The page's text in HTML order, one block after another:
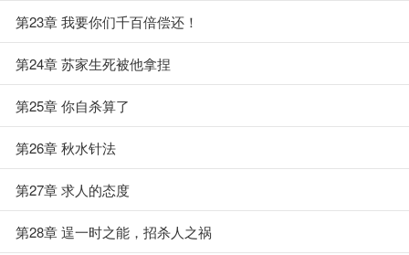
第23章 我要你们千百倍偿还！
第24章 苏家生死被他拿捏
第25章 你自杀算了
第26章 秋水针法
第27章 求人的态度
第28章 逞一时之能，招杀人之祸